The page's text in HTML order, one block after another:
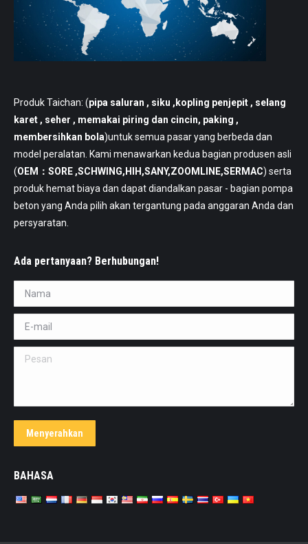
Produk Taichan: (pipa saluran , siku ,kopling penjepit , selang
karet , seher , memakai piring dan cincin, paking ,
membersihkan bola)untuk semua pasar yang berbeda dan
model peralatan. Kami menawarkan kedua bagian produsen asli
(OEM：SORE ,SCHWING,HIH,SANY,ZOOMLINE,SERMAC) serta
produk hemat biaya dan dapat diandalkan pasar - bagian pompa
beton yang Anda pilih akan tergantung pada anggaran Anda dan
persyaratan.
Ada pertanyaan? Berhubungan!
Nama *
E-mail *
Pesan
Menyerahkan
BAHASA